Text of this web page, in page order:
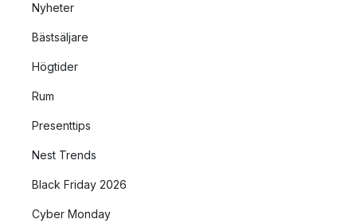
Nyheter
Bästsäljare
Högtider
Rum
Presenttips
Nest Trends
Black Friday 2026
Cyber Monday